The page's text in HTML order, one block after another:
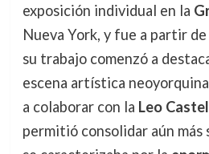
exposición individual en la
Nueva York, y fue a partir
su trabajo comenzó a
escena artística
a colaborar con la Leo
permitió consolidar aún más